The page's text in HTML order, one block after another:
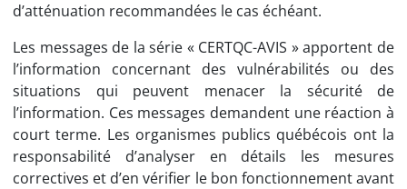
d’atténuation recommandées le cas échéant.
Les messages de la série « CERTQC-AVIS » apportent de
l’information concernant des vulnérabilités ou des
situations qui peuvent menacer la sécurité de
l’information. Ces messages demandent une réaction à
court terme. Les organismes publics québécois ont la
responsabilité d’analyser en détails les mesures
correctives et d’en vérifier le bon fonctionnement avant